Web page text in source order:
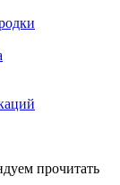
прочитать